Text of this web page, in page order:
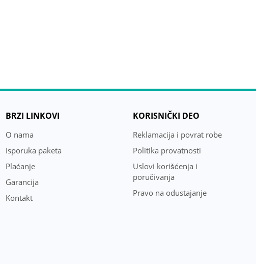
BRZI LINKOVI
O nama
Isporuka paketa
Plaćanje
Garancija
Kontakt
KORISNIČKI DEO
Reklamacija i povrat robe
Politika provatnosti
Uslovi korišćenja i
poručivanja
Pravo na odustajanje